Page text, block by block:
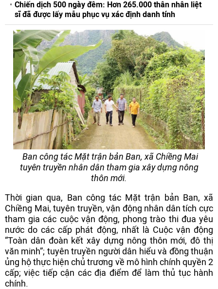
Chiến dịch 500 ngày đêm: Hơn 265.000 thân nhân liệt
sĩ đã được lấy mẫu phục vụ xác định danh tính
Ban công tác Mặt trận bản Ban, xã Chiềng Mai
tuyên truyền nhân dân tham gia xây dựng nông
thôn mới.
Thời gian qua, Ban công tác Mặt trận bản Ban, xã
Chiềng Mai, tuyên truyền, vận động nhân dân tích cực
tham gia các cuộc vận động, phong trào thi đua yêu
nước do các cấp phát động, nhất là Cuộc vận động
“Toàn dân đoàn kết xây dựng nông thôn mới, đô thị
văn minh”; tuyên truyền người dân hiểu và đồng thuận
ủng hộ thực hiện chủ trương về mô hình chính quyền 2
cấp; việc tiếp cận các địa điểm để làm thủ tục hành
chính.